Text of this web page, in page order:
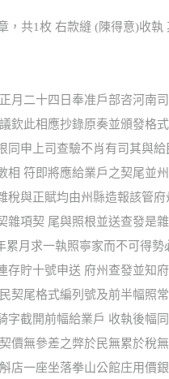
共1枚 右款縫 (陳得意)收執
月二十四日奉准戶部咨河南
欽此相應抄錄原奏並頒發
申上司查驗不肖有司其與
相 符即將應給業戶之契尾
稅與正賦均由州縣造報該管
項契 尾與照根並送查發
累月求一執照寧家而不可得
存貯十號申送 府州查發並
契尾格式編列號及前半幅
截開前幅給業戶 收執後
價無參差之弊於民無累於稅
店一座坐落拳山公館庄用價